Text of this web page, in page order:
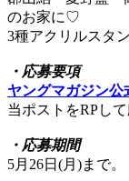
のお家に♡
3種アクリルスタ
・応募要項
ヤングマガジン公
当ポストをRPし
・応募期間
5月26日(月)まで。